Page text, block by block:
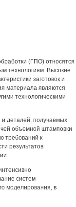
(ГПО) относятся
технологиям. Высокие
заготовок и
материала являются
технологическими
и деталей, получаемых
объемной штамповки
требований к
результатов
систем
моделирования, в